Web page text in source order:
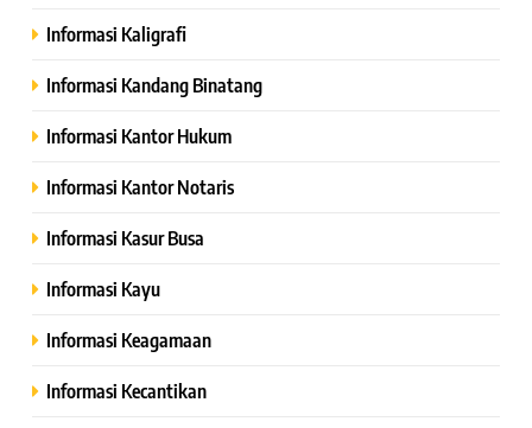
Informasi Kaligrafi
Informasi Kandang Binatang
Informasi Kantor Hukum
Informasi Kantor Notaris
Informasi Kasur Busa
Informasi Kayu
Informasi Keagamaan
Informasi Kecantikan